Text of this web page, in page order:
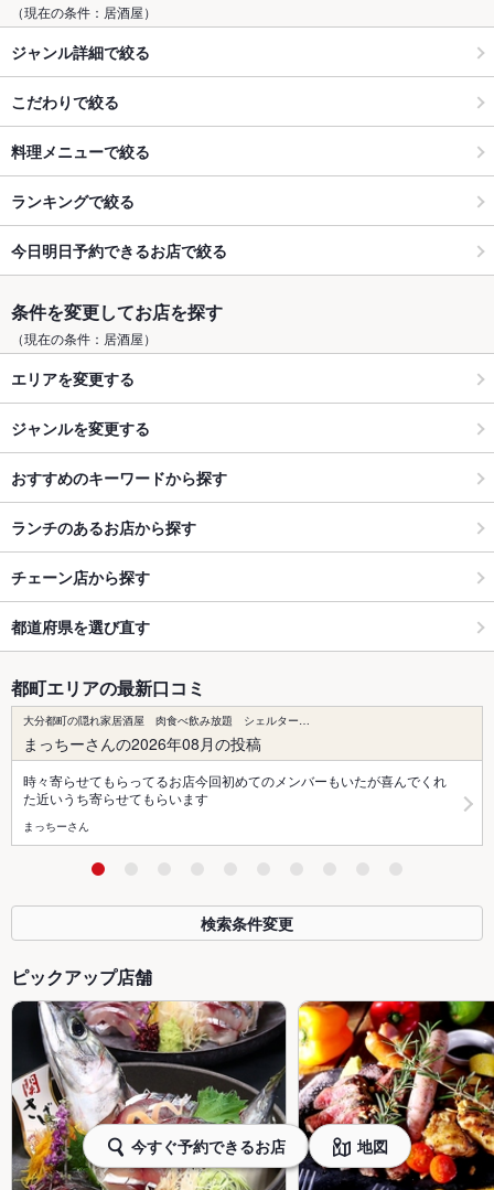
（現在の条件：居酒屋）
ジャンル詳細で絞る
こだわりで絞る
料理メニューで絞る
ランキングで絞る
今日明日予約できるお店で絞る
条件を変更してお店を探す
（現在の条件：居酒屋）
エリアを変更する
ジャンルを変更する
おすすめのキーワードから探す
ランチのあるお店から探す
チェーン店から探す
都道府県を選び直す
都町エリアの最新口コミ
大分都町の隠れ家居酒屋 肉食べ飲み放題 シェルター…
まっちーさんの2026年08月の投稿
時々寄らせてもらってるお店今回初めてのメンバーもいたが喜んでくれ
た近いうち寄らせてもらいます
まっちーさん
検索条件変更
ピックアップ店舗
今すぐ予約できるお店 地図